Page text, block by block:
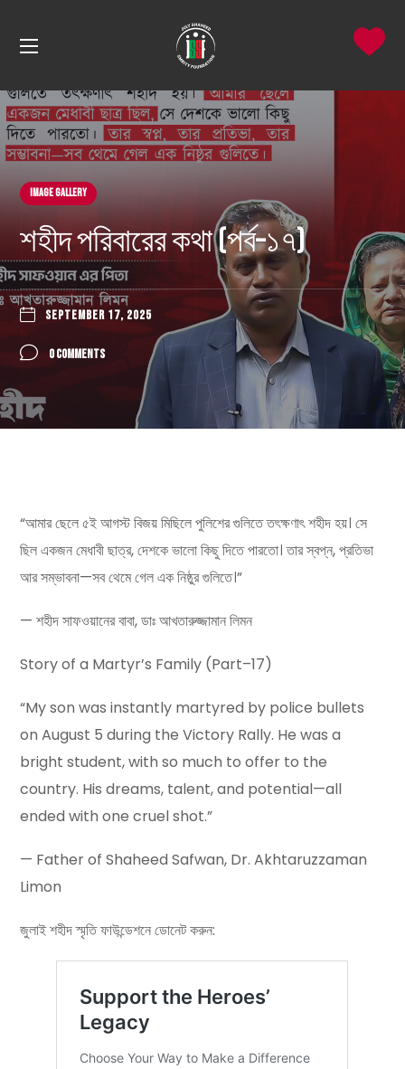
Image Gallery
শহীদ পরিবারের কথা (পর্ব–১৭)
SEPTEMBER 17, 2025
0 COMMENTS
“আমার ছেলে ৫ই আগস্ট বিজয় মিছিলে পুলিশের গুলিতে তৎক্ষণাৎ শহীদ হয়। সে
ছিল একজন মেধাবী ছাত্র, দেশকে ভালো কিছু দিতেপারতো। তার স্বপ্ন, প্রতিভা
আর সম্ভাবনা—সব থেমে গেল এক নিষ্ঠুর গুলিতে।”
— শহীদ সাফওয়ানের বাবা, ডাঃ আখতারুজ্জামান লিমন
Story of a Martyr’s Family (Part–17)
“My son was instantly martyred by police bullets
on August 5 during the Victory Rally. He was a
bright student, with so much to offer to the
country. His dreams, talent, and potential—all
ended with one cruel shot.”
— Father of Shaheed Safwan, Dr. Akhtaruzzaman
Limon
জুলাই শহীদ স্মৃতি ফাউন্ডেশনে ডোনেট করুন: